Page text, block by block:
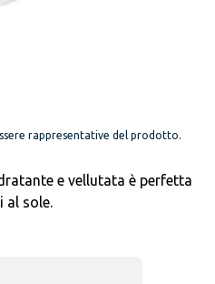
rappresentative del prodotto.
e vellutata è perfetta
al sole.